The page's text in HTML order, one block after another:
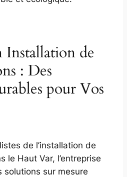
Installation de
: Des
pour Vos
de l’installation de
le Haut Var, l’entreprise
solutions sur mesure